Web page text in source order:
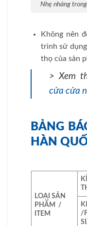
Nhẹ nhàng
Không nên
trình sử
thọ của sản
> Xem
cửa cửa
BẢNG
HÀN
LOẠI SẢN
PHẨM /
ITEM
/